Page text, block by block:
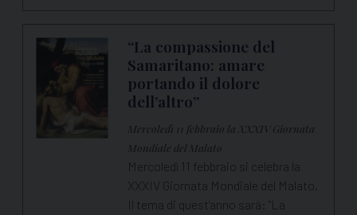
“La compassione del
Samaritano: amare
portando il dolore
dell’altro”
Mercoledì 11 febbraio la XXXIV Giornata
Mondiale del Malato
Mercoledì 11 febbraio si celebra la
XXXIV Giornata Mondiale del Malato.
Il tema di quest'anno sarà: "La